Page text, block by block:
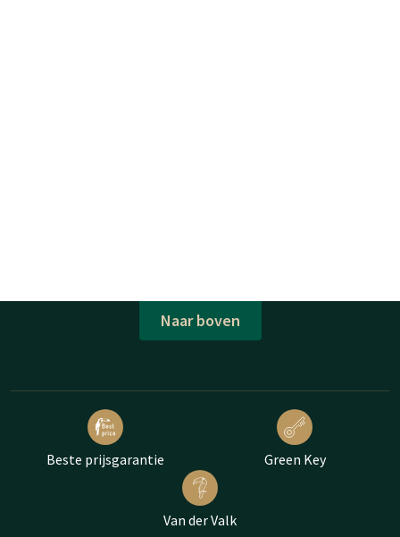
Naar boven
Beste prijsgarantie Green Key
Van der Valk